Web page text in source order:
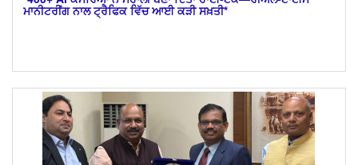
ਮਾਨੀਟਰੀਂਗ ਨਾਲ ਟ੍ਰੈਫਿਕ ਵਿੱਚ ਆਈ ਕੜੀ ਸਖ਼ਤੀ*